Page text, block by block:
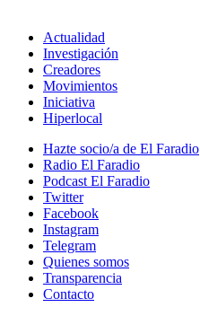
Actualidad
Investigación
Creadores
Movimientos
Iniciativa
Hiperlocal
Hazte socio/a de El Faradio
Radio El Faradio
Podcast El Faradio
Twitter
Facebook
Instagram
Telegram
Quienes somos
Transparencia
Contacto